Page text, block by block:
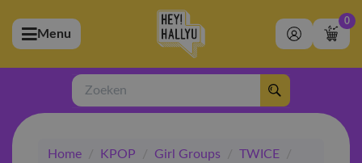
(Artiesten)
(Merchandise)
(Exclusive)
Menu
0
Zoeken
Home / KPOP / Girl Groups / TWICE
/